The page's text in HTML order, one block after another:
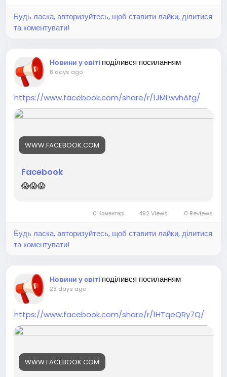
Будь ласка, авторизуйтесь, щоб ставити лайки, ділитися
та коментувати!
Новини у світі поділився посиланням
8 days ago
https://www.facebook.com/share/r/1JMLwvhAfg/
WWW.FACEBOOK.COM
Facebook
😱😱😱
0 Коментарі 492 Views 0 Reviews
Будь ласка, авторизуйтесь, щоб ставити лайки, ділитися
та коментувати!
Новини у світі поділився посиланням
23 days ago
https://www.facebook.com/share/r/1HTqeQRy7Q/
WWW.FACEBOOK.COM